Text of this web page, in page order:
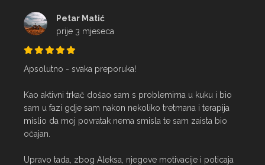
Petar Matić
prije 3 mjeseca
Apsolutno - svaka preporuka!
Kao aktivni trkač došao sam s problemima u kuku i bio
sam u fazi gdje sam nakon nekoliko tretmana i terapija
mislio da moj povratak nema smisla te sam zaista bio
očajan.
Upravo tada, zbog Aleksa, njegove motivacije i poticaja